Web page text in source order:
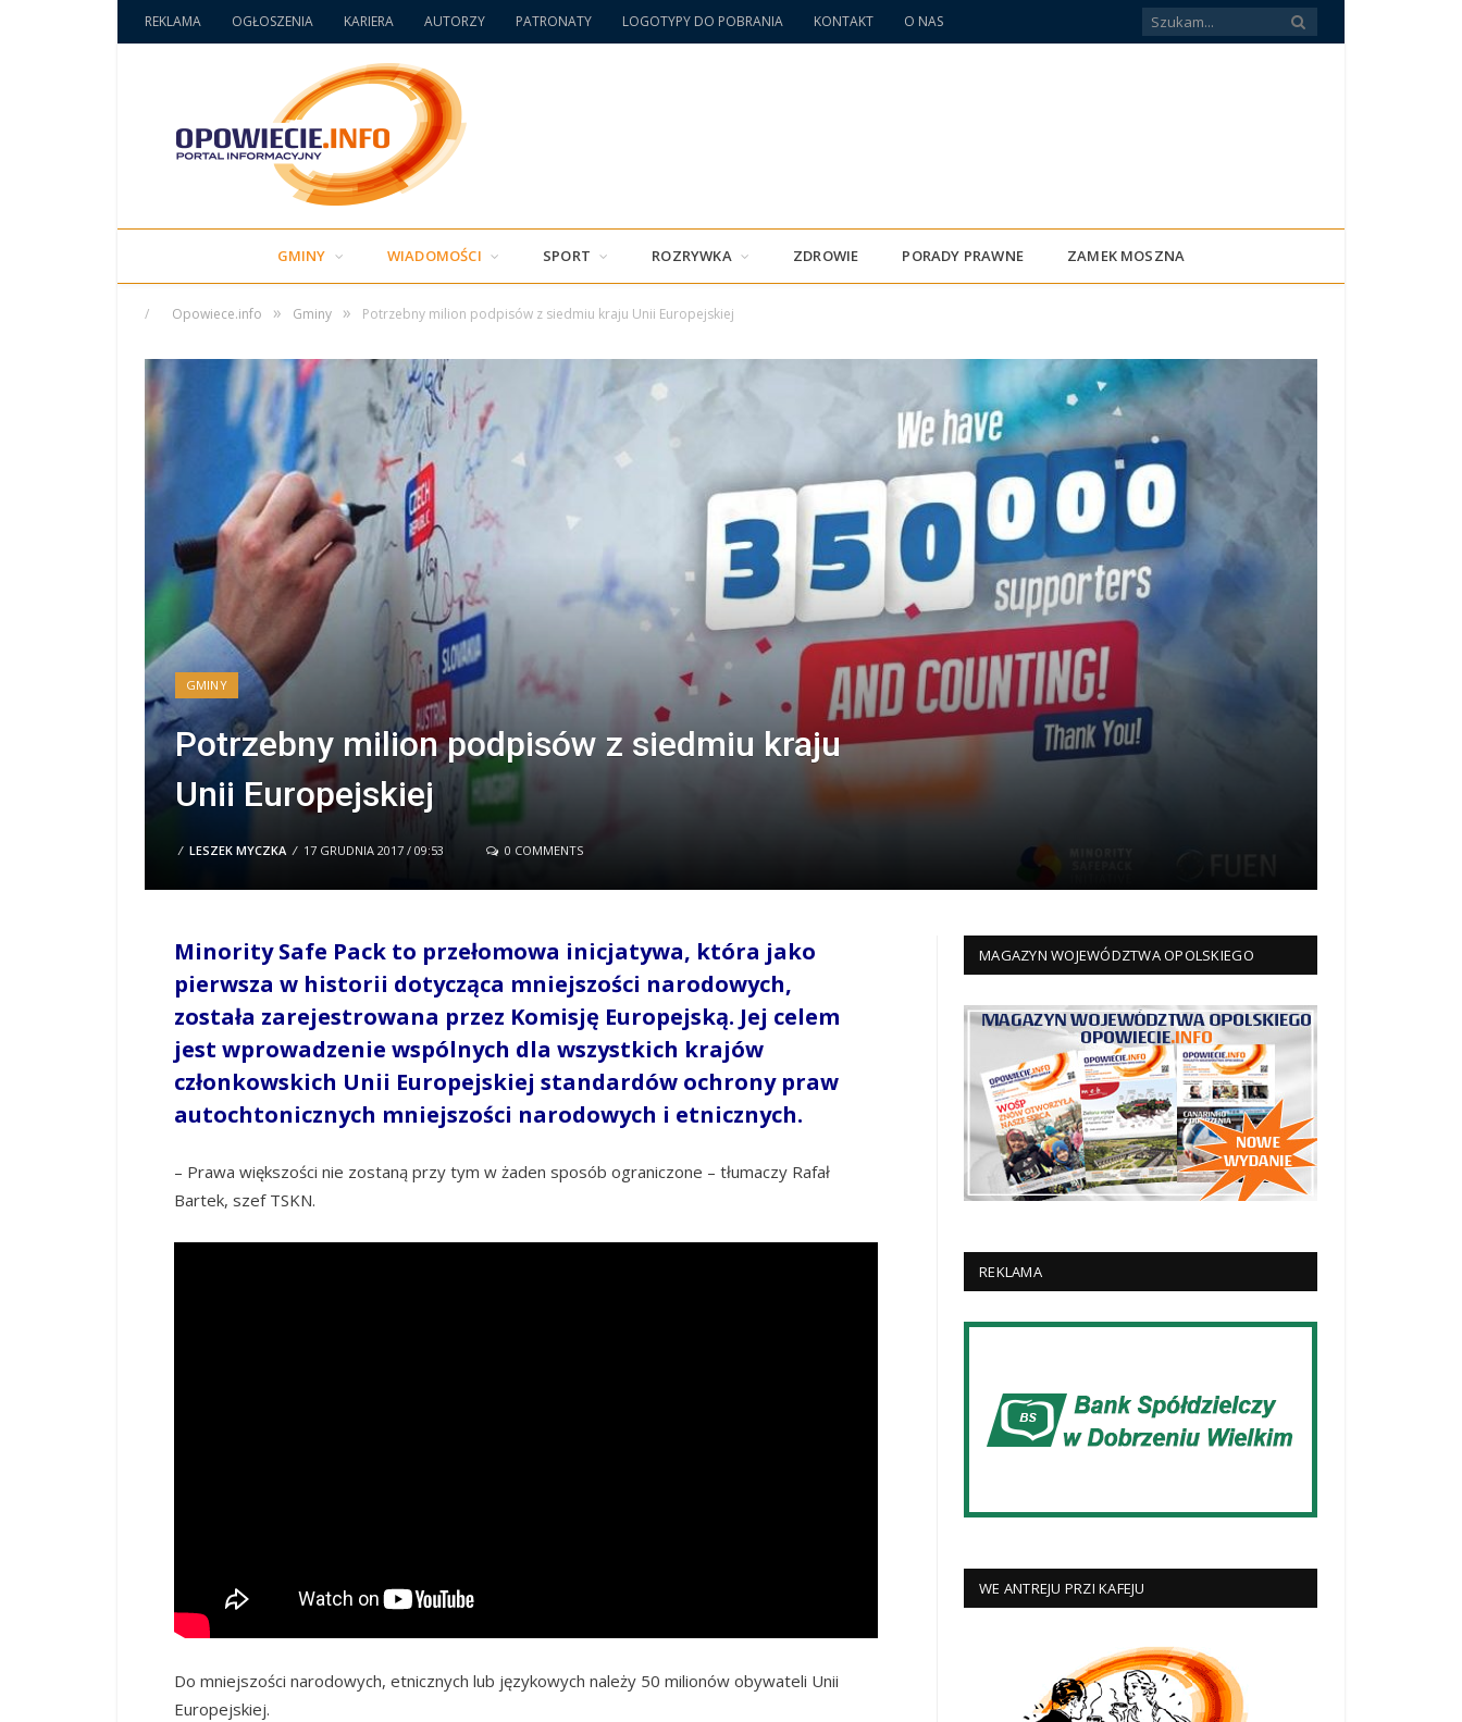
REKLAMA OGŁOSZENIA KARIERA AUTORZY PATRONATY LOGOTYPY DO POBRANIA KONTAKT O NAS
GMINY WIADOMOŚCI SPORT ROZRYWKA ZDROWIE PORADY PRAWNE ZAMEK MOSZNA
/ Opowiece.info » Gminy » Potrzebny milion podpisów z siedmiu kraju Unii Europejskiej
GMINY
Potrzebny milion podpisów z siedmiu kraju
Unii Europejskiej
/ LESZEK MYCZKA / 17 GRUDNIA 2017 / 09:53 0 COMMENTS
Minority Safe Pack to przełomowa inicjatywa, która jako
pierwsza w historii dotycząca mniejszości narodowych,
została zarejestrowana przez Komisję Europejską. Jej celem
jest wprowadzenie wspólnych dla wszystkich krajów
członkowskich Unii Europejskiej standardów ochrony praw
autochtonicznych mniejszości narodowych i etnicznych.
– Prawa większości nie zostaną przy tym w żaden sposób ograniczone – tłumaczy Rafał
Bartek, szef TSKN.
Do mniejszości narodowych, etnicznych lub językowych należy 50 milionów obywateli Unii
Europejskiej.
MAGAZYN WOJEWÓDZTWA OPOLSKIEGO
REKLAMA
WE ANTREJU PRZI KAFEJU